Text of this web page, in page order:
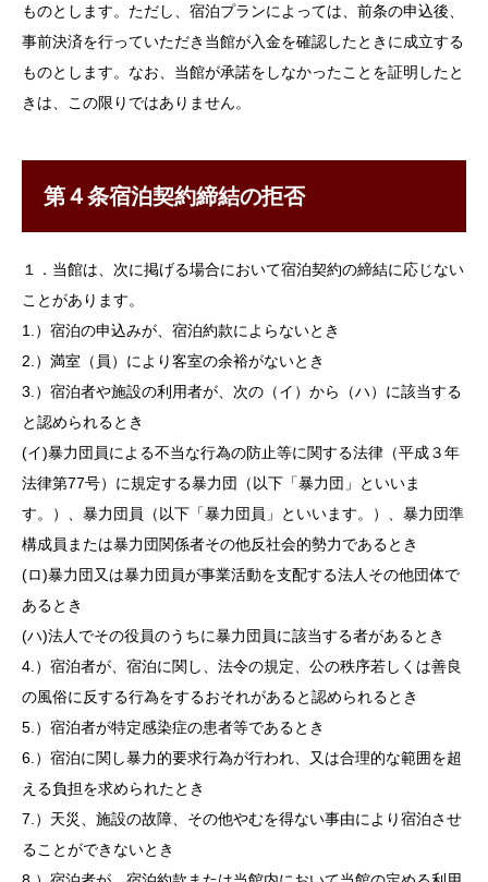
ものとします。ただし、宿泊プランによっては、前条の申込後、
事前決済を行っていただき当館が入金を確認したときに成立する
ものとします。なお、当館が承諾をしなかったことを証明したと
きは、この限りではありません。
第４条宿泊契約締結の拒否
１．当館は、次に掲げる場合において宿泊契約の締結に応じない
ことがあります。
1.）宿泊の申込みが、宿泊約款によらないとき
2.）満室（員）により客室の余裕がないとき
3.）宿泊者や施設の利用者が、次の（イ）から（ハ）に該当する
と認められるとき
(イ)暴力団員による不当な行為の防止等に関する法律（平成３年
法律第77号）に規定する暴力団（以下「暴力団」といいま
す。）、暴力団員（以下「暴力団員」といいます。）、暴力団準
構成員または暴力団関係者その他反社会的勢力であるとき
(ロ)暴力団又は暴力団員が事業活動を支配する法人その他団体で
あるとき
(ハ)法人でその役員のうちに暴力団員に該当する者があるとき
4.）宿泊者が、宿泊に関し、法令の規定、公の秩序若しくは善良
の風俗に反する行為をするおそれがあると認められるとき
5.）宿泊者が特定感染症の患者等であるとき
6.）宿泊に関し暴力的要求行為が行われ、又は合理的な範囲を超
える負担を求められたとき
7.）天災、施設の故障、その他やむを得ない事由により宿泊させ
ることができないとき